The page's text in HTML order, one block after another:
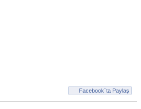
Facebook`ta Paylaş